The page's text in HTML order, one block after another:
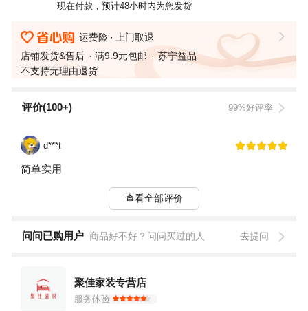
现在付款，预计48小时内为您发货
运费险
上门取退
店铺发货&售后
满9.9元包邮
苏宁益品
不支持无理由退货
评价(100+) 99%好评率
d***t
简单实用
查看全部评价
问问已购用户 商品好不好？问问买过的人 去提问
聚佳家装专营店
服务体验